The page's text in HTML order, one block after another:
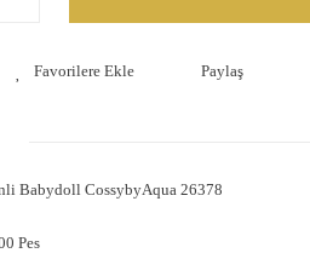
Paylaş
Babydoll CossybyAqua 26378
Pes